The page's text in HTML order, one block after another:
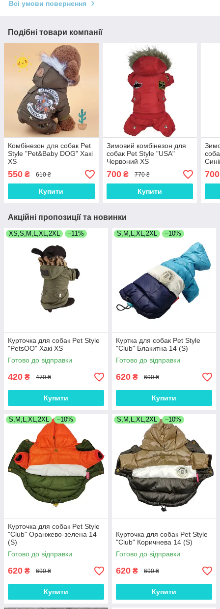
Всі умови повернення
Подібні товари компанії
Комбінезон для собак Pet
Style "Pet&Baby DOG" Хакі
XS
550 ₴ 610 ₴
Купити
Зимовий комбінезон для
собак Pet Style "USA"
Червоний XS
700₴ 770 ₴
Купити
700
Акційні пропозиції та новинки
XS,S,M,L,XL,2XL –11%
Курточка для собак Pet Style
"PetsOO" Хакі XS
Готово до відправки
420 ₴ 470 ₴
Купити
S,M,L,XL,2XL –10%
Куртка для собак Pet Style
"Club" Блакитна 14 (S)
Готово до відправки
620 ₴ 690 ₴
Купити
S,M,L,XL,2XL –10%
Курточка для собак Pet Style
"Club" Оранжево-зелена 14
(S)
Готово до відправки
620 ₴ 690 ₴
Купити
S,M,L,XL,2XL –10%
Курточка для собак Pet Style
"Club" Коричнева 14 (S)
Готово до відправки
620 ₴ 690 ₴
Купити